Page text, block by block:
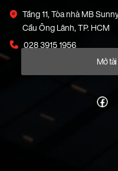
Mở
Tầng 11, Tòa nhà MB
Cầu Ông Lãnh, TP. HCM
028 3915 1956